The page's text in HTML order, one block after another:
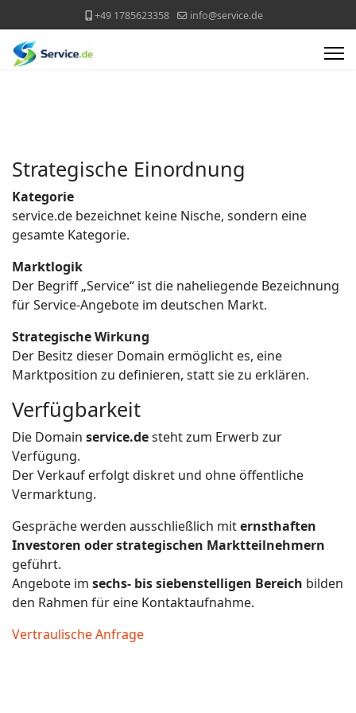
+49 1785623358 info@service.de
Strategische Einordnung
Kategorie
service.de bezeichnet keine Nische, sondern eine
gesamte Kategorie.
Marktlogik
Der Begriff „Service“ ist die naheliegende Bezeichnung
für Service-Angebote im deutschen Markt.
Strategische Wirkung
Der Besitz dieser Domain ermöglicht es, eine
Marktposition zu definieren, statt sie zu erklären.
Verfügbarkeit
Die Domain service.desteht zum Erwerb zur
Verfügung.
Der Verkauf erfolgt diskret und ohne öffentliche
Vermarktung.
Gespräche werden ausschließlich miternsthaften
Investoren oder strategischen Marktteilnehmern
geführt.
Angebote im sechs- bis siebenstelligen Bereich bilden
den Rahmen für eine Kontaktaufnahme.
Vertraulische Anfrage